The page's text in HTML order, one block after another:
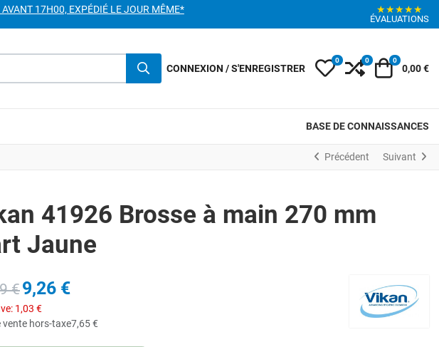
17H00, EXPÉDIÉ LE JOUR MÊME* ★★★★★
ÉVALUATIONS
CONNEXION / S'ENREGISTRER My Wishlist
0 Compare
0 Votre
0
0,00 €
BASE DE CONNAISSANCES
Précédent Suivant
41926 Brosse à main 270 mm
Jaune
€9,26 €
1,03 €
vente hors-taxe7,65 €